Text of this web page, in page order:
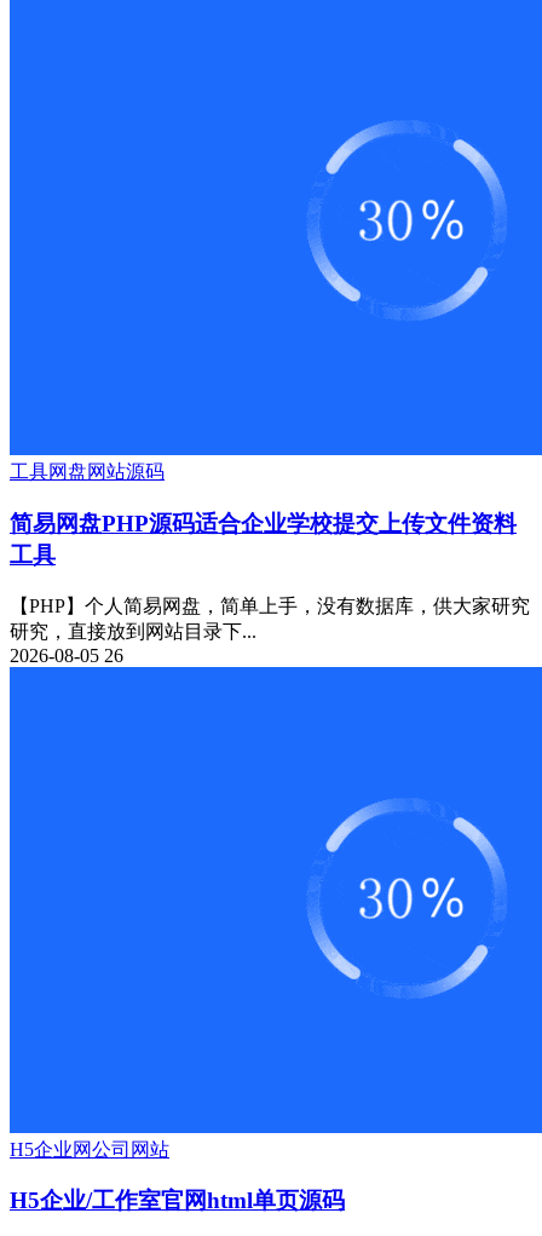
工具网盘网站源码
简易网盘PHP源码适合企业学校提交上传文件资料
工具
【PHP】个人简易网盘，简单上手，没有数据库，供大家研究
研究，直接放到网站目录下...
2026-08-05 26
H5企业网公司网站
H5企业/工作室官网html单页源码